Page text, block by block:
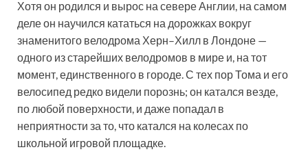
Хотя он родился и вырос на севере Англии, на самом
деле он научился кататься на дорожках вокруг
знаменитого велодрома Херн–Хилл в Лондоне —
одного из старейших велодромов в мире и, на тот
момент, единственного в городе. С тех пор Тома и его
велосипед редко видели порознь; он катался везде,
по любой поверхности, и даже попадал в
неприятности за то, что катался на колесах по
школьной игровой площадке.